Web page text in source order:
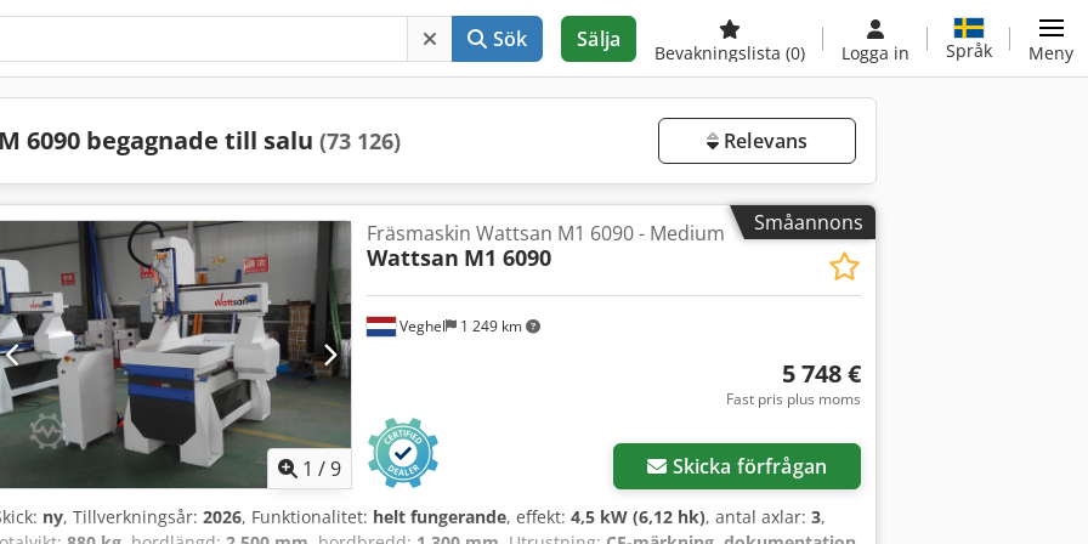
Sök Sälja
Bevakningslista (0) Logga in Språk Meny
M 6090 begagnade till salu (73 126) Relevans
Småannons
1 /9
Veghel 1 249 km
Fräsmaskin Wattsan M1 6090 - Medium
Wattsan M1 6090
5 748 €
Fast pris plus moms
Skicka förfrågan
ny, Tillverkningsår: 2026, Funktionalitet: helt fungerande, effekt: 4,5 kW (6,12 hk), antal axlar: 3,